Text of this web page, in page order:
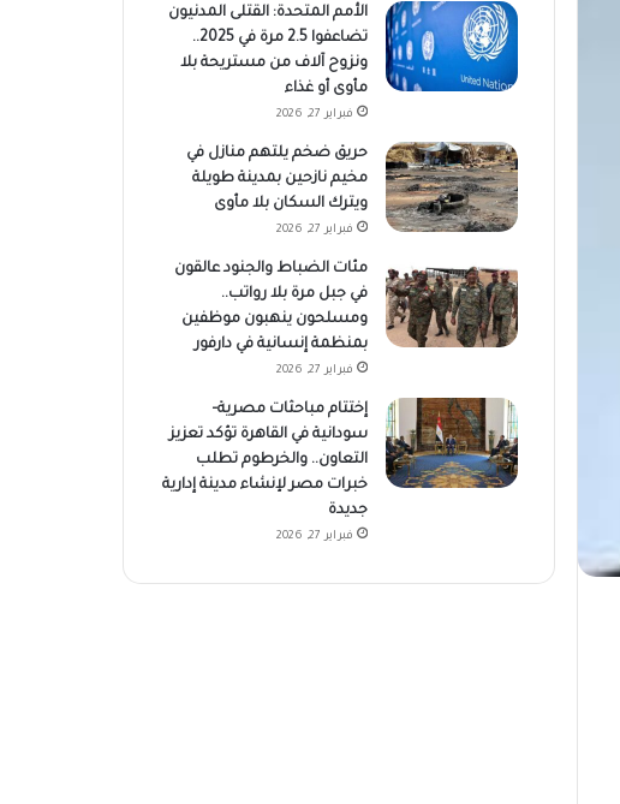
الأمم المتحدة: القتلى المدنيون
تضاعفوا 2.5 مرة في 2025..
ونزوح آلاف من مستريحة بلا
مأوى أو غذاء
فبراير 27, 2026
حريق ضخم يلتهم منازل في
مخيم نازحين بمدينة طويلة
ويترك السكان بلا مأوى
فبراير 27, 2026
مئات الضباط والجنود عالقون
في جبل مرة بلا رواتب..
ومسلحون ينهبون موظفين
بمنظمة إنسانية في دارفور
فبراير 27, 2026
إختتام مباحثات مصرية–
سودانية في القاهرة تؤكد تعزيز
التعاون.. والخرطوم تطلب
خبرات مصر لإنشاء مدينة إدارية
جديدة
فبراير 27, 2026